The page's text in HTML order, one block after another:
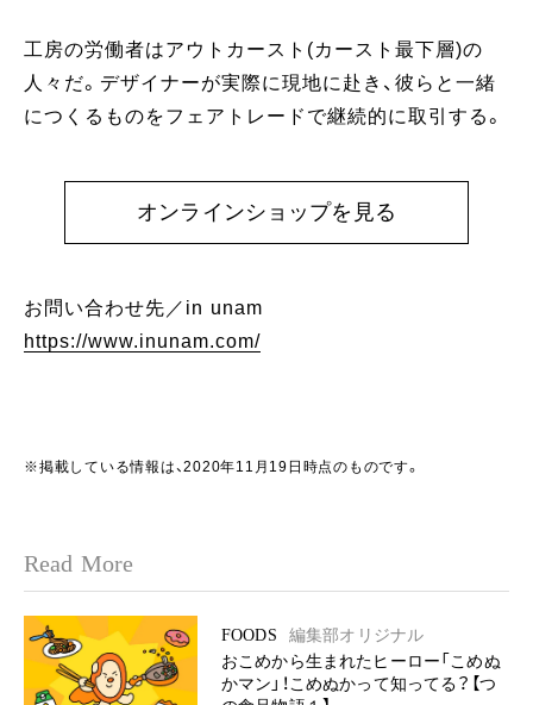
工房の労働者はアウトカースト(カースト最下層)の
人々だ。デザイナーが実際に現地に赴き、彼らと一緒
につくるものをフェアトレードで継続的に取引する。
オンラインショップを見る
お問い合わせ先／in unam
https://www.inunam.com/
※掲載している情報は、2020年11月19日時点のものです。
Read More
FOODS
編集部オリジナル
おこめから生まれたヒーロー「こめぬ
かマン」！こめぬかって知ってる？【つ